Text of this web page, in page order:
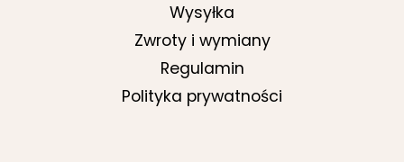
Wysyłka
Zwroty i wymiany
Regulamin
Polityka prywatności